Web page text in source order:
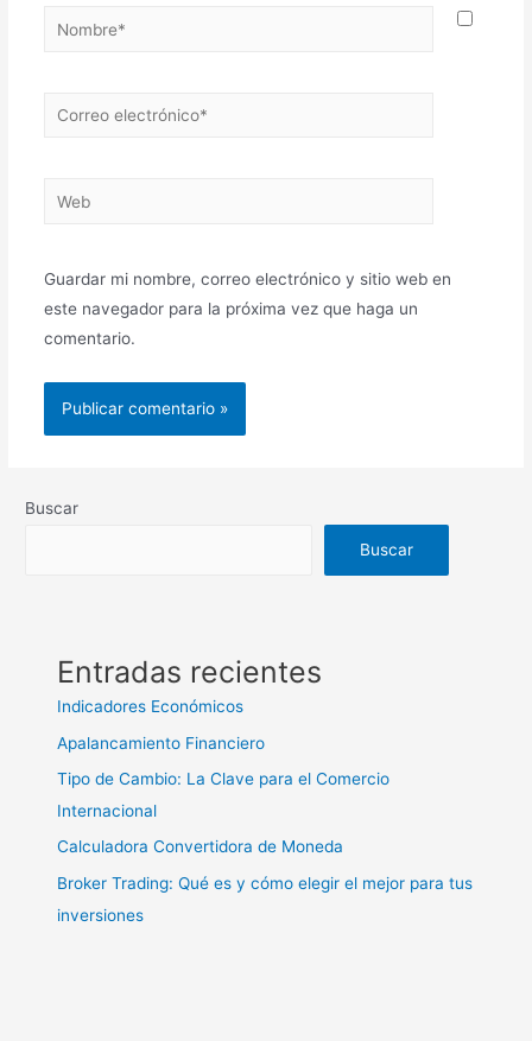
Guardar mi nombre, correo electrónico y sitio web en
este navegador para la próxima vez que haga un
comentario.
Buscar
Buscar
Entradas recientes
Indicadores Económicos
Apalancamiento Financiero
Tipo de Cambio: La Clave para el Comercio
Internacional
Calculadora Convertidora de Moneda
Broker Trading: Qué es y cómo elegir el mejor para tus
inversiones